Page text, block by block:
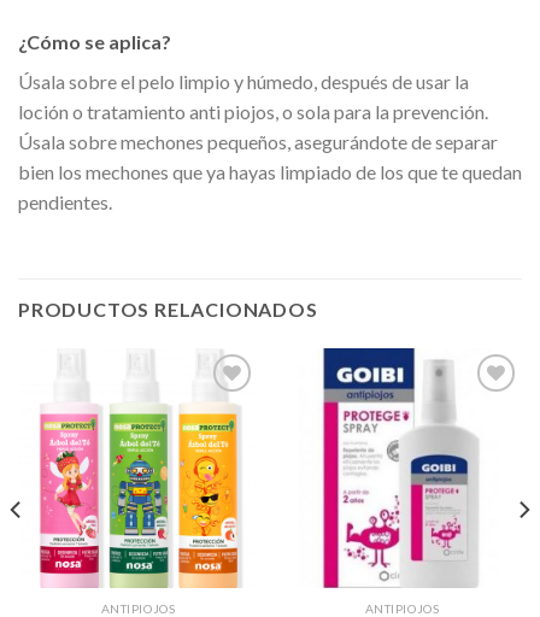
¿Cómo se aplica?
Úsala sobre el pelo limpio y húmedo, después de usar la
loción o tratamiento anti piojos, o sola para la prevención.
Úsala sobre mechones pequeños, asegurándote de separar
bien los mechones que ya hayas limpiado de los que te quedan
pendientes.
PRODUCTOS RELACIONADOS
Añadir
a la
lista de
deseos
ANTIPIOJOS
lista de
ANTIPIOJOS